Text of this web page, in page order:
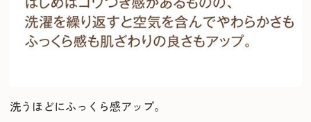
洗うほどにふっくら感アップ。